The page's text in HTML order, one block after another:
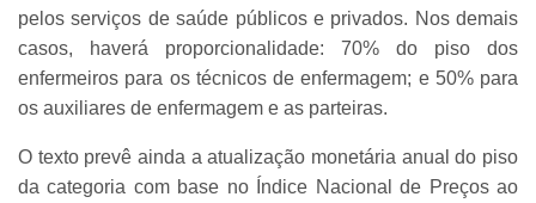
pelos serviços de saúde públicos e privados. Nos demais
casos, haverá proporcionalidade: 70% do piso dos
enfermeiros para os técnicos de enfermagem; e 50% para
os auxiliares de enfermagem e as parteiras.
O texto prevê ainda a atualização monetária anual do piso
da categoria com base no Índice Nacional de Preços ao